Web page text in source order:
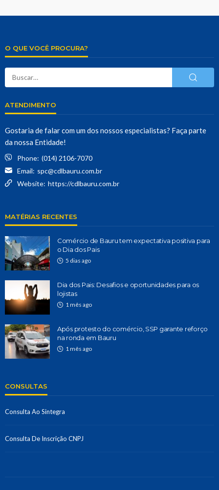
O QUE VOCÊ PROCURA?
ATENDIMENTO
Gostaria de falar com um dos nossos especialistas? Faça parte
da nossa Entidade!
Phone: (014) 2106-7070
Email: spc@cdlbauru.com.br
Website: https://cdlbauru.com.br
MATÉRIAS RECENTES
Comércio de Bauru tem expectativa positiva para
o Dia dos Pais
5 dias ago
Dia dos Pais: Desafios e oportunidades para os
lojistas
1 mês ago
Após protesto do comércio, SSP garante reforço
na ronda em Bauru
1 mês ago
CONSULTAS
Consulta Ao Sintegra
Consulta De Inscrição CNPJ